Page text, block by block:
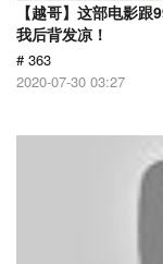
【越哥】这部电影
我后背发凉！
# 363
2020-07-30 03:27